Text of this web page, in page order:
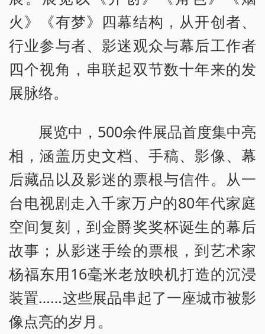
火》《有梦》四幕结构，从开创者、
行业参与者、影迷观众与幕后工作者
四个视角，串联起双节数十年来的发
展脉络。
展览中，500余件展品首度集中亮
相，涵盖历史文档、手稿、影像、幕
后藏品以及影迷的票根与信件。从一
台电视剧走入千家万户的80年代家庭
空间复刻，到金爵奖奖杯诞生的幕后
故事；从影迷手绘的票根，到艺术家
杨福东用16毫米老放映机打造的沉浸
装置……这些展品串起了一座城市被影
像点亮的岁月。